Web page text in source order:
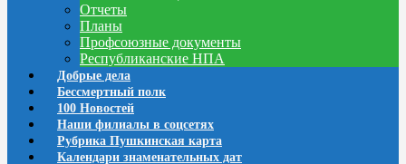
Отчеты
Планы
Профсоюзные документы
Республиканские НПА
Добрые дела
Бессмертный полк
100 Новостей
Наши филиалы в соцсетях
Рубрика Пушкинская карта
Календари знаменательных дат